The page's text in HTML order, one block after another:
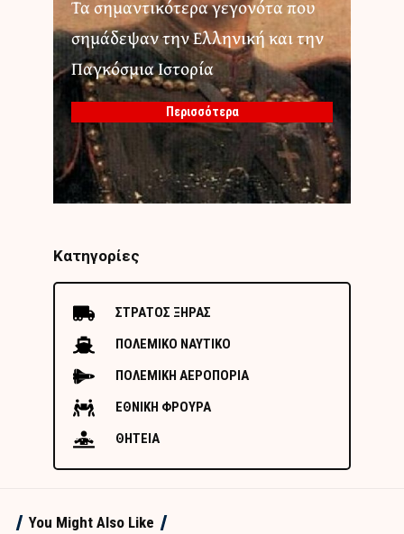
Τα σημαντικότερα γεγονότα που
σημάδεψαν την Ελληνική και την
Παγκόσμια Ιστορία
Περισσότερα
Κατηγορίες
ΣΤΡΑΤΟΣ ΞΗΡΑΣ
ΠΟΛΕΜΙΚΟ ΝΑΥΤΙΚΟ
ΠΟΛΕΜΙΚΗ ΑΕΡΟΠΟΡΙΑ
ΕΘΝΙΚΗ ΦΡΟΥΡΑ
ΘΗΤΕΙΑ
You Might Also Like